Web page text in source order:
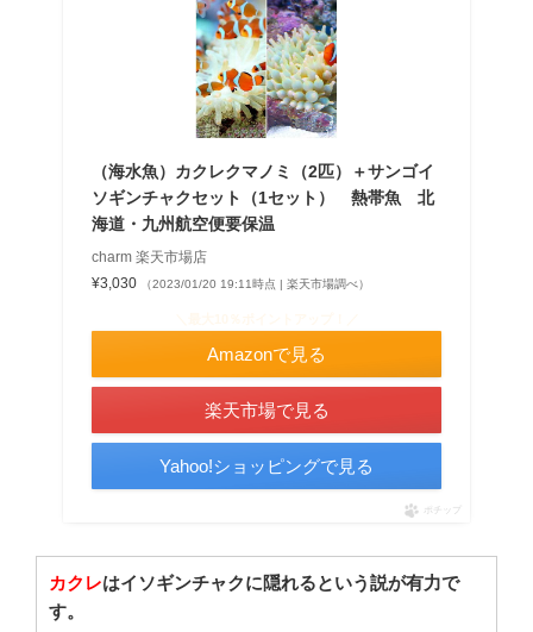
（海水魚）カクレクマノミ（2匹）＋サンゴイ
ソギンチャクセット（1セット） 熱帯魚 北
海道・九州航空便要保温
charm 楽天市場店
¥3,030
（2023/01/20 19:11時点 | 楽天市場調べ）
Amazonで見る
楽天市場で見る
Yahoo!ショッピングで見る
ポチップ
カクレはイソギンチャクに隠れるという説が有力で
す。